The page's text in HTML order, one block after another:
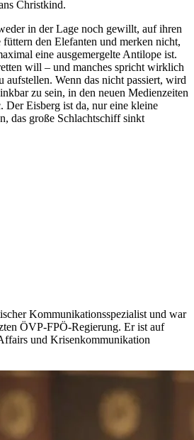
Christkind.
in der Lage noch gewillt, auf ihren
den Elefanten und merken nicht,
eine ausgemergelte Antilope ist.
will – und manches spricht wirklich
aufstellen. Wenn das nicht passiert, wird
zu sein, in den neuen Medienzeiten
Der Eisberg ist da, nur eine kleine
das große Schlachtschiff sinkt
Kommunikationsspezialist und war
ÖVP-FPÖ-Regierung. Er ist auf
und Krisenkommunikation